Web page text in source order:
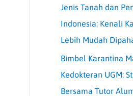
Jenis Tanah dan
Indonesia: Kenali
Lebih Mudah
Bimbel Karantina
Kedokteran UGM:
Bersama Tutor